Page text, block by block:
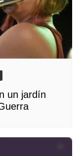
un jardín